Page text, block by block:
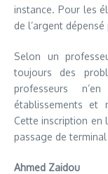
instance. Pour les
de l’argent
Selon un
toujours des
professeurs
établissements et
Cette inscription en
passage de
Ahmed Zaidou